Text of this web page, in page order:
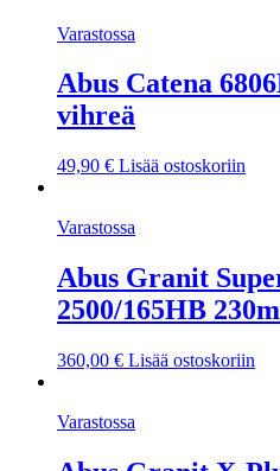
Varastossa
Abus Catena
vihreä
49,90 € Lisää ostoskoriin
Varastossa
Abus Granit
2500/165HB
360,00 € Lisää ostoskoriin
Varastossa